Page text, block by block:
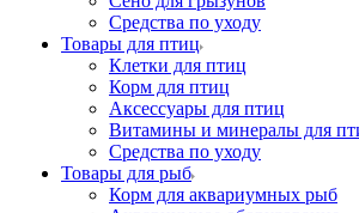
Средства по уходу
Товары для птиц
Клетки для птиц
Корм для птиц
Аксессуары для птиц
Витамины и минералы для
Средства по уходу
Товары для рыб
Корм для аквариумных рыб